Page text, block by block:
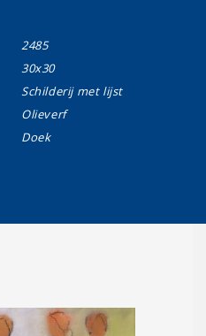
2485
30x30
Schilderij met lijst
Olieverf
Doek